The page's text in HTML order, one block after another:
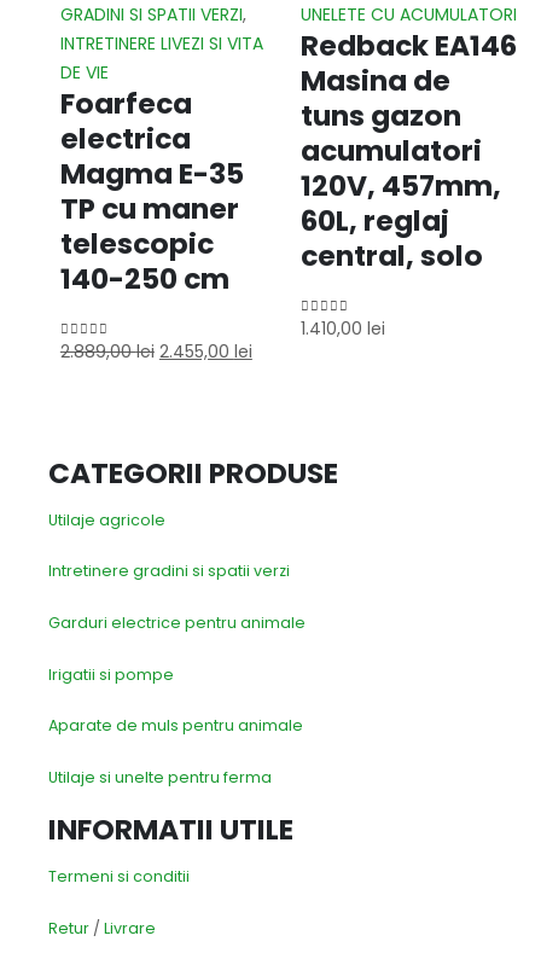
GRADINI SI SPATII VERZI,
INTRETINERE LIVEZI SI VITA
DE VIE
Foarfeca
electrica
Magma E-35
TP cu maner
telescopic
140-250 cm
0out of 5
2.889,00lei 2.455,00 lei
UNELETE CU ACUMULATORI
Redback EA146
Masina de
tuns gazon
acumulatori
120V, 457mm,
60L, reglaj
central, solo
0 out of 5
1.410,00 lei
CATEGORII PRODUSE
Utilaje agricole
Intretinere gradini si spatii verzi
Garduri electrice pentru animale
Irigatii si pompe
Aparate de muls pentru animale
Utilaje si unelte pentru ferma
INFORMATII UTILE
Termeni si conditii
Retur / Livrare